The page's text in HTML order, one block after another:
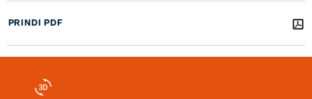
PRINDI PDF